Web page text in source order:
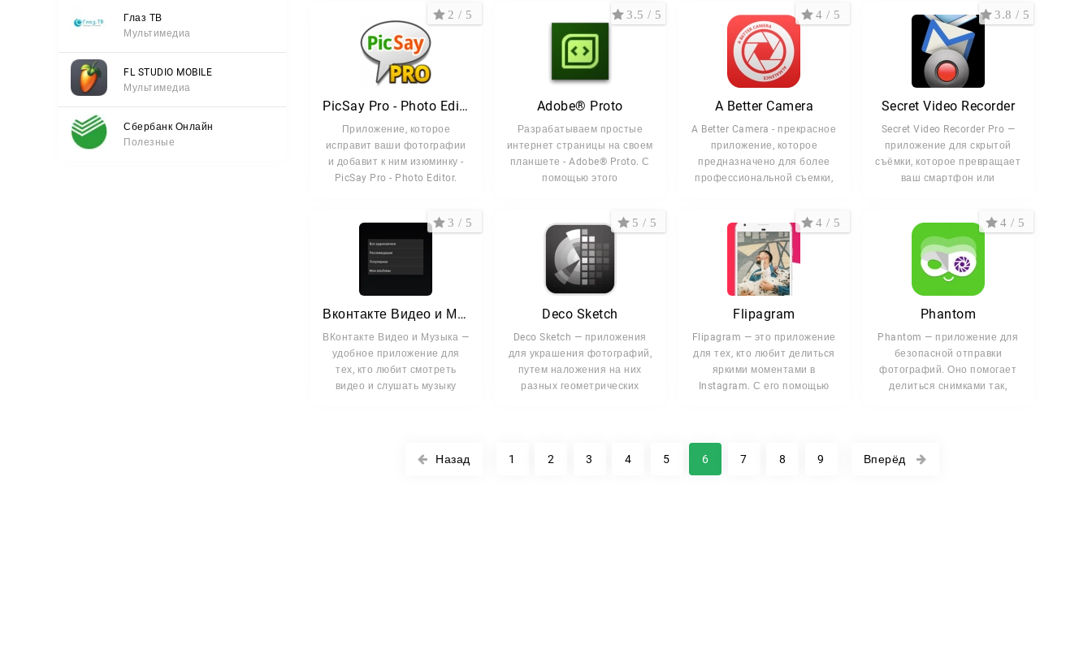
Глаз ТВ
Мультимедиа
FL STUDIO MOBILE
Мультимедиа
Сбербанк Онлайн
Полезные
PicSay Pro - Photo Editor
Приложение, которое
исправит ваши фотографии
и добавит к ним изюминку -
PicSay Pro - Photo Editor.
2 / 5
Adobe® Proto
Разрабатываем простые
интернет страницы на своем
планшете - Adobe® Proto. С
помощью этого
3.5 / 5
A Better Camera
A Better Camera - прекрасное
приложение, которое
предназначено для более
профессиональной съемки,
4 / 5
Secret Video Recorder
Secret Video Recorder Pro —
приложение для скрытой
съёмки, которое превращает
ваш смартфон или
3.8 / 5
Вконтакте Видео и Музыка
ВКонтакте Видео и Музыка —
удобное приложение для
тех, кто любит смотреть
видео и слушать музыку
3 / 5
Deco Sketch
Deco Sketch — приложения
для украшения фотографий,
путем наложения на них
разных геометрических
5 / 5
Flipagram
Flipagram — это приложение
для тех, кто любит делиться
яркими моментами в
Instagram. С его помощью
4 / 5
Phantom
Phantom — приложение для
безопасной отправки
фотографий. Оно помогает
делиться снимками так,
4 / 5
Назад 1 2 3 4 5 6 7 8 9 Вперёд